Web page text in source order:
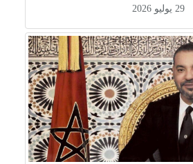
29 يوليو 2026